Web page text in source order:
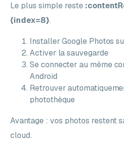
Le plus simple reste
{index=8}.
Installer Google Photos
Activer la sauvegarde
Se connecter au même
Android
Retrouver
photothèque
Avantage : vos photos restent
cloud.